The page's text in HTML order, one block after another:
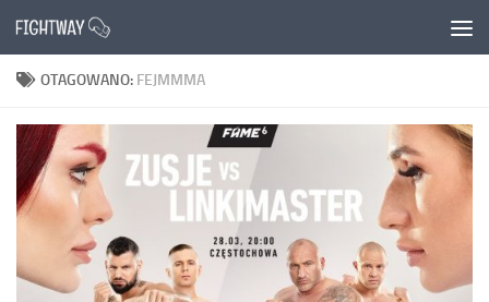
Przejdź do treści
OTAGOWANO: FEJMMMA